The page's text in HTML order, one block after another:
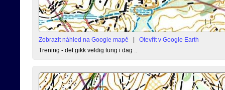
Zobrazit náhled na Google mapě |
Otevřít v Google Earth
Trening - det gikk veldig tung i dag ..